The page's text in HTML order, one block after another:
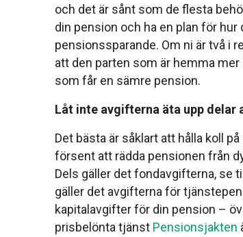
och det är sånt som de flesta
din pension och ha en plan för
pensionssparande. Om ni är två i
att den parten som är hemma
som får en sämre pension.
Låt inte avgifterna äta upp delar
Det bästa är såklart att hålla koll
försent att rädda pensionen från
Dels gäller det fondavgifterna, se
gäller det avgifterna för
kapitalavgifter för din pension –
prisbelönta tjänst Pensionsjakten